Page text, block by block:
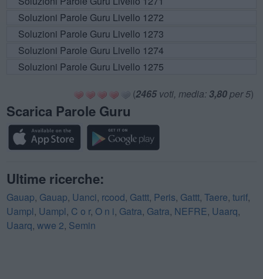
Soluzioni Parole Guru Livello 1272
Soluzioni Parole Guru Livello 1273
Soluzioni Parole Guru Livello 1274
Soluzioni Parole Guru Livello 1275
(2465voti, media: 3,80per 5)
Scarica Parole Guru
Ultime ricerche:
Gauap, Gauap, Uanci, rcood, Gattt, Peris, Gattt, Taere, turif,
Uampl, Uampl, C o r, O n i, Gatra, Gatra, NEFRE, Uaarq,
Uaarq, wwe 2, Semin